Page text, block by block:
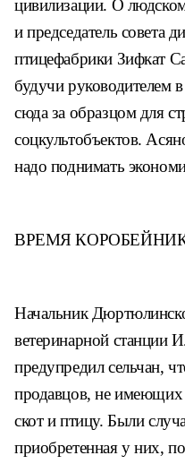
цивилизации. О
и председатель совета
птицефабрики Зифкат
будучи руководителем
сюда за образцом для
соцкультобъектов.
надо поднимать
ВРЕМЯ
Начальник
ветеринарной станции
предупредил сельчан,
продавцов, не имеющих
скот иптицу. Были
приобретенная у них,